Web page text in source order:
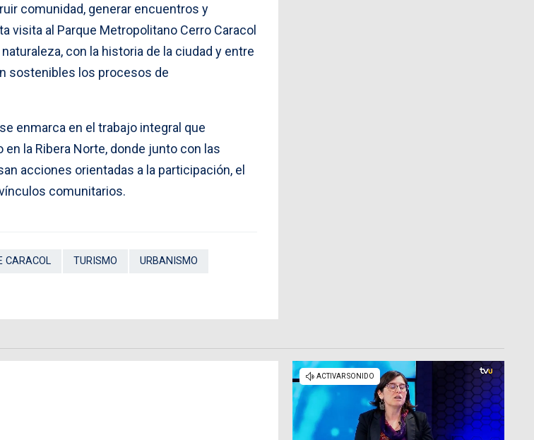
comunidad, generar encuentros y
al Parque Metropolitano Cerro Caracol
con la historia de la ciudad y entre
sostenibles los procesos de
enmarca en el trabajo integral que
la Ribera Norte, donde junto con las
acciones orientadas a la participación, el
comunitarios.
CARACOL TURISMO URBANISMO